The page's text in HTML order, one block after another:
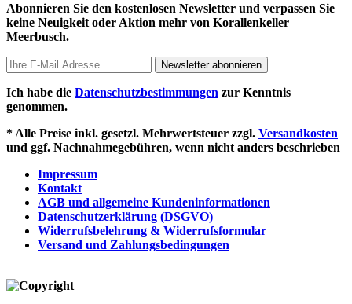
Abonnieren Sie den kostenlosen Newsletter und verpassen Sie
keine Neuigkeit oder Aktion mehr von Korallenkeller
Meerbusch.
Newsletter abonnieren
Ich habe die Datenschutzbestimmungen zur Kenntnis
genommen.
* Alle Preise inkl. gesetzl. Mehrwertsteuer zzgl. Versandkosten
und ggf. Nachnahmegebühren, wenn nicht anders beschrieben
Impressum
Kontakt
AGB und allgemeine Kundeninformationen
Datenschutzerklärung (DSGVO)
Widerrufsbelehrung & Widerrufsformular
Versand und Zahlungsbedingungen